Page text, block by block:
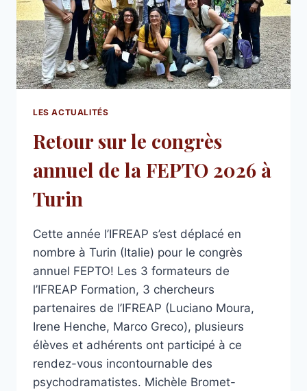
LES ACTUALITÉS
Retour sur le congrès
annuel de la FEPTO 2026 à
Turin
Cette année l’IFREAP s’est déplacé en
nombre à Turin (Italie) pour le congrès
annuel FEPTO! Les 3 formateurs de
l’IFREAP Formation, 3 chercheurs
partenaires de l’IFREAP (Luciano Moura,
Irene Henche, Marco Greco), plusieurs
élèves et adhérents ont participé à ce
rendez-vous incontournable des
psychodramatistes. Michèle Bromet-